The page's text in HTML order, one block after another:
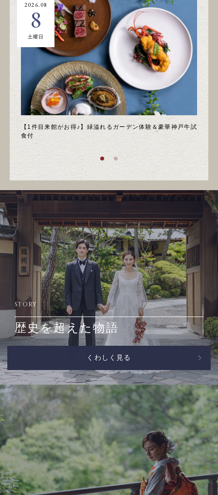
【1件目来館がお得♪】緑溢れるガーデン体験＆豪華神戸牛試
食付
2026.08
8
土曜日
STORY
歴史を超えた物語
くわしく見る